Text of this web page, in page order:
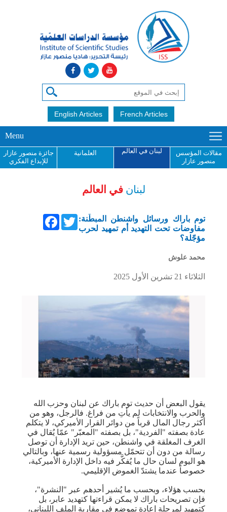
English Articles French Articles
Menu
مقالات المؤسس
منصور عازار
لبنان في العالم العلمانية
جائزة منصور عازار
للإبداع الفكري
لبنان في العالم
FacebookTwitter توم باراك ورسائل واشنطن المبطّنة:
مفاوضات تحت التهديد أم تمهيد لحرب
مؤجّلة؟
محمد علوش
الثلاثاء 21 تشرين الأول 2025
يقول البعض أن حديث ​توم باراك​ عن ​لبنان​ و​حزب الله​
والحرب والانتخابات لم يأتِ من فراغ. فالرجل، وهو من
أكثر رجال المال قرباً من دوائر القرار الأميركي، لا يتكلم
عادة بصفته "الفردية"، بل بصفته "المعبّر" عمّا يُقال في
الغرف المغلقة في واشنطن، حين تريد الإدارة أن توصل
رسالة من دون أن تتحمّل مسؤولية رسمية عنها، وبالتالي
هو اليوم لسان حال ما يُفكَّر فيه داخل الإدارة الأميركية،
خصوصاً عندما يشتدّ الغموض الإقليمي.
بحسب هؤلاء، وبحسب ما يُشير أحدهم عبر "النشرة"،
فإن تصريحات باراك لا يمكن قراءتها كتهديد عابر، بل
كتمهيد لمرحلة إعادة تموضع في مقاربة الملف اللبناني،